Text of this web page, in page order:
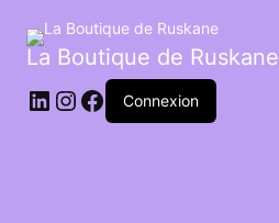
La Boutique de Ruskane
Connexion